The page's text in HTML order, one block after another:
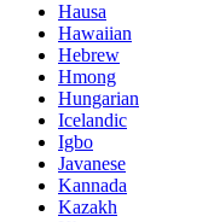
Hausa
Hawaiian
Hebrew
Hmong
Hungarian
Icelandic
Igbo
Javanese
Kannada
Kazakh